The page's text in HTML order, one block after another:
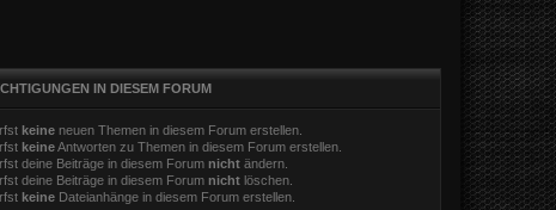
IN DIESEM FORUM
keineneuen Themen in diesem Forum erstellen.
keineAntworten zu Themen in diesem Forum erstellen.
deine Beiträge in diesem Forum nichtändern.
deine Beiträge in diesem Forum nichtlöschen.
keineDateianhänge in diesem Forum erstellen.